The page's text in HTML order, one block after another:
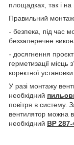
площадках, так і
Правильний
- безпека, під час
беззаперечне
- досягнення
герметизації місць
коректної
У разі монтажу
необхідний
повітря в систему.
вентилятор можна
необхідний ВР 287-